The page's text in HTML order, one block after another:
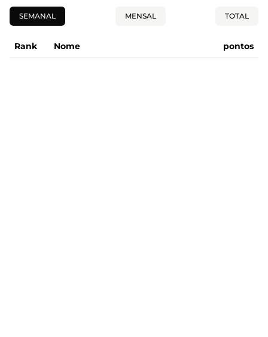
SEMANAL MENSAL TOTAL
Rank Nome pontos